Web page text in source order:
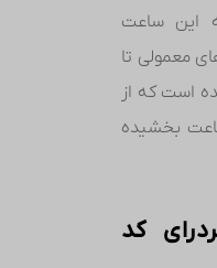
این ساعت
معمولی تا
است که از
بخشیده
کد